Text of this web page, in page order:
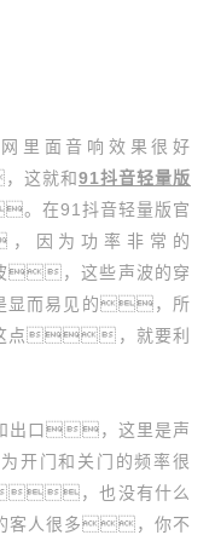
面音响效果很好
这就和91抖音轻量版
。在91抖音轻量版官
因为功率非常的
，这些声波的穿
显而易见的，所
点，就要利
出口，这里是声
开门和关门的频率很
，也没有什么
客人很多，你不